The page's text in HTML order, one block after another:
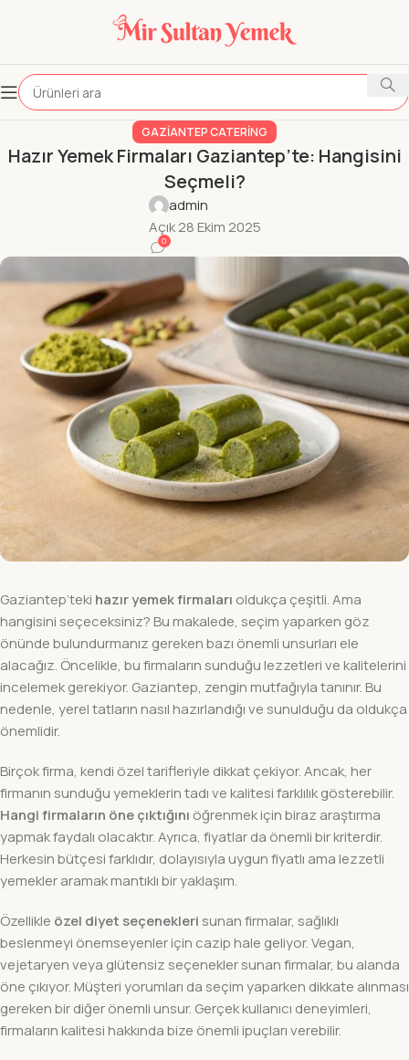
GAZIANTEP CATERING
Hazır Yemek Firmaları Gaziantep’te: Hangisini
Seçmeli?
admin
Açık 28 Ekim 2025
0
Gaziantep’teki hazır yemek firmaları oldukça çeşitli. Ama
hangisini seçeceksiniz? Bu makalede, seçim yaparken göz
önünde bulundurmanız gereken bazı önemli unsurları ele
alacağız. Öncelikle, bu firmaların sunduğu lezzetleri ve kalitelerini
incelemek gerekiyor. Gaziantep, zengin mutfağıyla tanınır. Bu
nedenle, yerel tatların nasıl hazırlandığı ve sunulduğu da oldukça
önemlidir.
Birçok firma, kendi özel tarifleriyle dikkat çekiyor. Ancak, her
firmanın sunduğu yemeklerin tadı ve kalitesi farklılık gösterebilir.
Hangi firmaların öne çıktığını öğrenmek için biraz araştırma
yapmak faydalı olacaktır. Ayrıca, fiyatlar da önemli bir kriterdir.
Herkesin bütçesi farklıdır, dolayısıyla uygun fiyatlı ama lezzetli
yemekler aramak mantıklı bir yaklaşım.
Özellikle özel diyet seçenekleri sunan firmalar, sağlıklı
beslenmeyi önemseyenler için cazip hale geliyor. Vegan,
vejetaryen veya glütensiz seçenekler sunan firmalar, bu alanda
öne çıkıyor. Müşteri yorumları da seçim yaparken dikkate alınması
gereken bir diğer önemli unsur. Gerçek kullanıcı deneyimleri,
firmaların kalitesi hakkında bize önemli ipuçları verebilir.